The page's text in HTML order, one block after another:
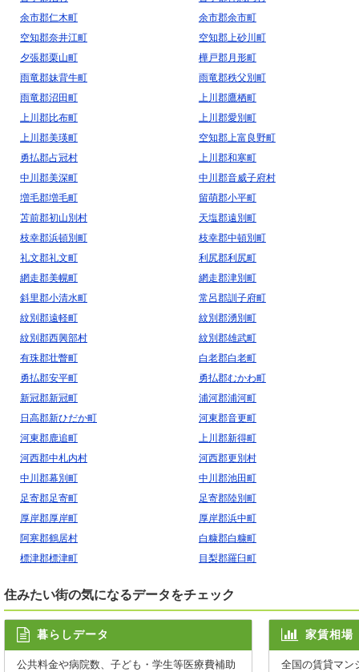
余市郡仁木町
余市郡余市町
空知郡奈井江町
空知郡上砂川町
夕張郡栗山町
樺戸郡月形町
雨竜郡妹背牛町
雨竜郡秩父別町
雨竜郡沼田町
上川郡鷹栖町
上川郡比布町
上川郡愛別町
上川郡美瑛町
空知郡上富良野町
勇払郡占冠村
上川郡和寒町
中川郡美深町
中川郡音威子府村
増毛郡増毛町
留萌郡小平町
苫前郡初山別村
天塩郡遠別町
枝幸郡浜頓別町
枝幸郡中頓別町
礼文郡礼文町
利尻郡利尻町
網走郡美幌町
網走郡津別町
斜里郡小清水町
常呂郡訓子府町
紋別郡遠軽町
紋別郡湧別町
紋別郡西興部村
紋別郡雄武町
有珠郡壮瞥町
白老郡白老町
勇払郡安平町
勇払郡むかわ町
新冠郡新冠町
浦河郡浦河町
日高郡新ひだか町
河東郡音更町
河東郡鹿追町
上川郡新得町
河西郡中札内村
河西郡更別村
中川郡幕別町
中川郡池田町
足寄郡足寄町
足寄郡陸別町
厚岸郡厚岸町
厚岸郡浜中町
阿寒郡鶴居村
白糠郡白糠町
標津郡標津町
目梨郡羅臼町
住みたい街の気になるデータをチェック
暮らしデータ
公共料金や病院数、子ども・学生等医療費補助
家賃相場
全国の賃貸マン